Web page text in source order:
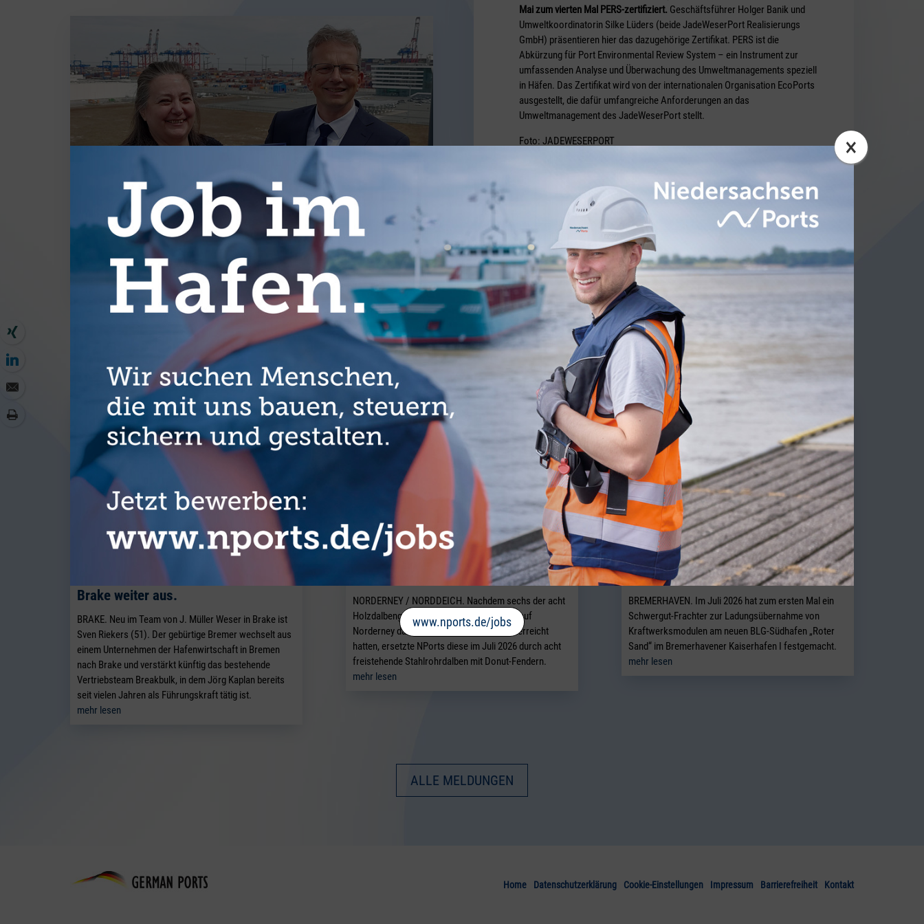
×
www.nports.de/jobs
Mai zum vierten Mal PERS-zertifiziert. Geschäftsführer Holger Banik und
Umweltkoordinatorin Silke Lüders (beide JadeWeserPort Realisierungs
GmbH) präsentieren hier das dazugehörige Zertifikat. PERS ist die
Abkürzung für Port Environmental Review System – ein Instrument zur
umfassenden Analyse und Überwachung des Umweltmanagements speziell
in Häfen. Das Zertifikat wird von der internationalen Organisation EcoPorts
ausgestellt, die dafür umfangreiche Anforderungen an das
Umweltmanagement des JadeWeserPort stellt.
Foto: JADEWESERPORT
WEITERE ARTIKEL AUS DER RUBRIK COMMUNITY NEWS
J. Müller Weser baut seine
Breakbulk-Aktivitäten am Standort
Brake weiter aus.
BRAKE. Neu im Team von J. Müller Weser in Brake ist
Sven Riekers (51). Der gebürtige Bremer wechselt aus
einem Unternehmen der Hafenwirtschaft in Bremen
nach Brake und verstärkt künftig das bestehende
Vertriebsteam Breakbulk, in dem Jörg Kaplan bereits
seit vielen Jahren als Führungskraft tätig ist.
mehr lesen
Standortübergreifende
Zusammenarbeit für neue Dalben
NORDERNEY / NORDDEICH. Nachdem sechs der acht
Holzdalbengruppen der Schwerlastrampe auf
Norderney das Ende ihrer Nutzungsdauer erreicht
hatten, ersetzte NPorts diese im Juli 2026 durch acht
freistehende Stahlrohrdalben mit Donut-Fendern.
mehr lesen
BLG startet Schwergutverladung im
Südhafen „Roter Sand“
BREMERHAVEN. Im Juli 2026 hat zum ersten Mal ein
Schwergut-Frachter zur Ladungsübernahme von
Kraftwerksmodulen am neuen BLG-Südhafen „Roter
Sand“ im Bremerhavener Kaiserhafen I festgemacht.
mehr lesen
ALLE MELDUNGEN
Kontakt
Barrierefreiheit
Impressum
Cookie-Einstellungen
Datenschutzerklärung
Home